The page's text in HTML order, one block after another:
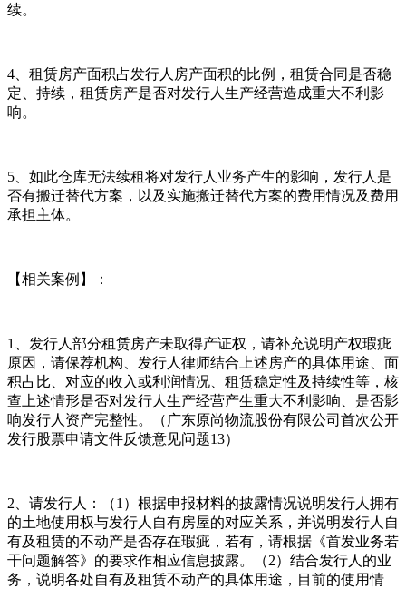
续。
4、租赁房产面积占发行人房产面积的比例，租赁合同是否稳
定、持续，租赁房产是否对发行人生产经营造成重大不利影
响。
5、如此仓库无法续租将对发行人业务产生的影响，发行人是
否有搬迁替代方案，以及实施搬迁替代方案的费用情况及费用
承担主体。
【相关案例】：
1、发行人部分租赁房产未取得产证权，请补充说明产权瑕疵
原因，请保荐机构、发行人律师结合上述房产的具体用途、面
积占比、对应的收入或利润情况、租赁稳定性及持续性等，核
查上述情形是否对发行人生产经营产生重大不利影响、是否影
响发行人资产完整性。（广东原尚物流股份有限公司首次公开
发行股票申请文件反馈意见问题13）
2、请发行人：（1）根据申报材料的披露情况说明发行人拥有
的土地使用权与发行人自有房屋的对应关系，并说明发行人自
有及租赁的不动产是否存在瑕疵，若有，请根据《首发业务若
干问题解答》的要求作相应信息披露。（2）结合发行人的业
务，说明各处自有及租赁不动产的具体用途，目前的使用情